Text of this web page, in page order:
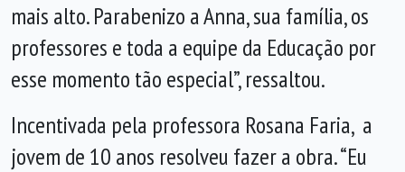
mais alto. Parabenizo a Anna, sua família, os
professores e toda a equipe da Educação por
esse momento tão especial”, ressaltou.
Incentivada pela professora Rosana Faria, a
jovem de 10 anos resolveu fazer a obra. “Eu